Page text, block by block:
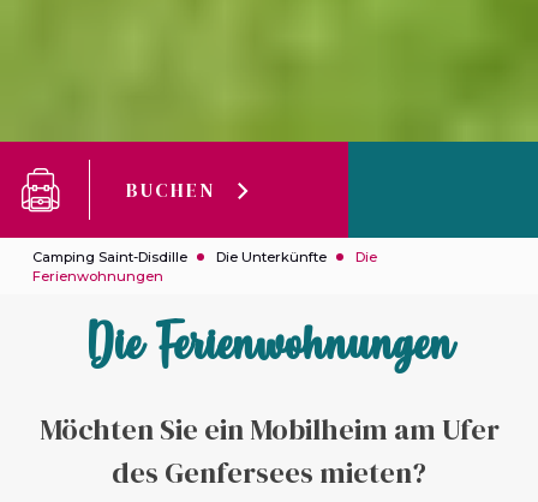
BUCHEN
Camping Saint-Disdille Die Unterkünfte
Die
Ferienwohnungen
Die Ferienwohnungen
Möchten Sie ein Mobilheim am Ufer
des Genfersees mieten?